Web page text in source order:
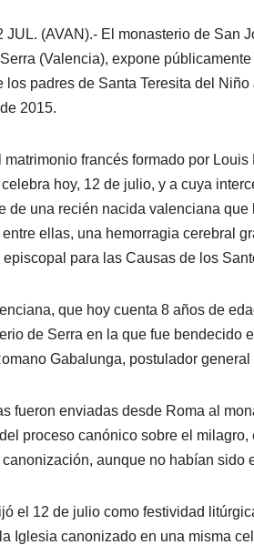
JUL. (AVAN).- El monasterio de San
(Valencia), expone
los padres de Santa Teresita del
2015.
matrimonio francés formado por
celebra hoy, 12 de julio, y a cuya
de una recién nacida valenciana
ellas, una hemorragia cerebral
para las Causas de los
que hoy cuenta 8 años de
de Serra en la que fue bendecido
Gabalunga, postulador
fueron enviadas desde Roma al
proceso canónico sobre el
aunque no habían sido
el 12 de julio como festividad
Iglesia canonizado en una misma